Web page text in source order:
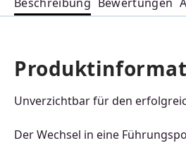
Unverzichtbar für den
Der Wechsel in eine